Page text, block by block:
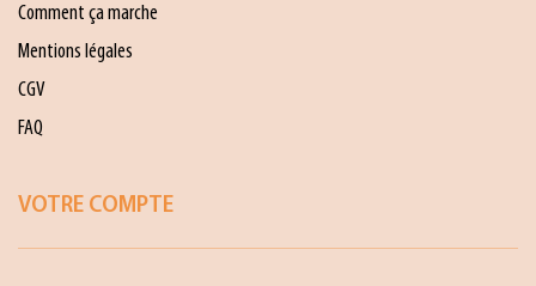
Comment ça marche
Mentions légales
CGV
FAQ
VOTRE COMPTE